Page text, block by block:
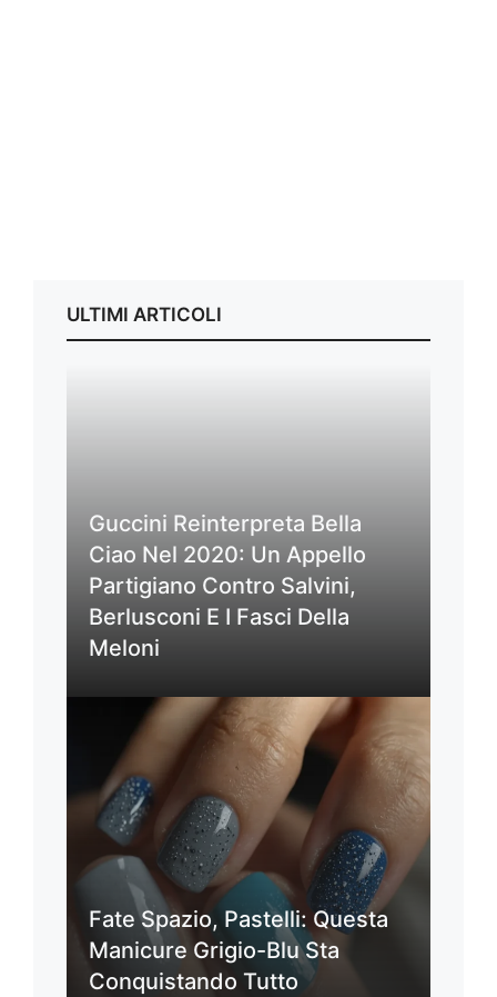
ULTIMI ARTICOLI
Guccini Reinterpreta Bella
Ciao Nel 2020: Un Appello
Partigiano Contro Salvini,
Berlusconi E I Fasci Della
Meloni
Fate Spazio, Pastelli: Questa
Manicure Grigio-Blu Sta
Conquistando Tutto